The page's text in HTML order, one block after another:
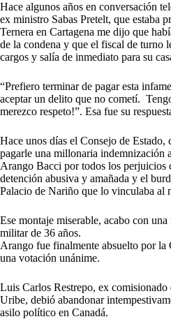
Hace algunos años en conversación
ex ministro Sabas Pretelt, que estaba
Ternera en Cartagena me dijo que
de la condena y que el fiscal de turno
cargos y salía de inmediato para su
“Prefiero terminar de pagar esta
aceptar un delito que no cometí.
merezco respeto!”. Esa fue su
Hace unos días el Consejo de Estado,
pagarle una millonaria indemnización
Arango Bacci por todos los perjuicios
detención abusiva y amañada y el
Palacio de Nariño que lo vinculaba al
Ese montaje miserable, acabo con una
militar de 36 años.
Arango fue finalmente absuelto por la
una votación unánime.
Luis Carlos Restrepo, ex
Uribe, debió abandonar
asilo político en Canadá.